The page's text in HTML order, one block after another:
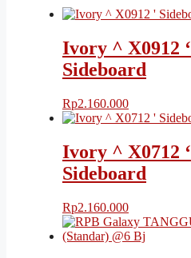
Ivory ^ X0912 ‘
Sideboard
Rp2.160.000
Ivory ^ X0712 ‘
Sideboard
Rp2.160.000